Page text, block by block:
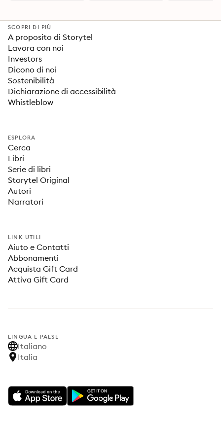
SCOPRI DI PIÙ
A proposito di Storytel
Lavora con noi
Investors
Dicono di noi
Sostenibilità
Dichiarazione di accessibilità
Whistleblow
ESPLORA
Cerca
Libri
Serie di libri
Storytel Original
Autori
Narratori
LINK UTILI
Aiuto e Contatti
Abbonamenti
Acquista Gift Card
Attiva Gift Card
LINGUA E PAESE
Italiano
Italia